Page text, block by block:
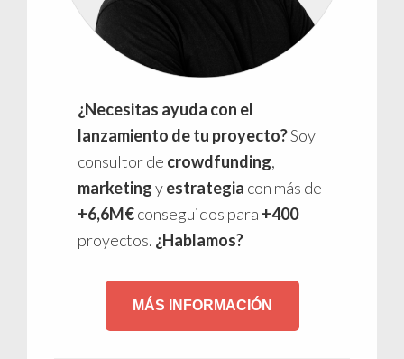
¿Necesitas ayuda con el
lanzamiento de tu proyecto?Soy
consultor de crowdfunding,
marketingyestrategia con más de
+6,6M€conseguidos para +400
proyectos. ¿Hablamos?
MÁS INFORMACIÓN